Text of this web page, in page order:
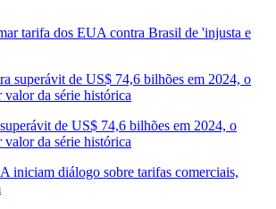
tarifa dos EUA contra Brasil de 'injusta e
de US$ 74,6 bilhões em 2024, o
valor da série histórica